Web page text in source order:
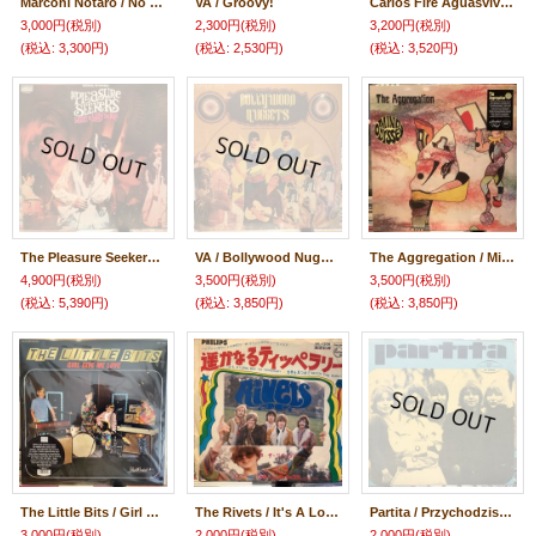
3,000円(税別)
(税込: 3,300円)
2,300円(税別)
(税込: 2,530円)
3,200円(税別)
(税込: 3,520円)
The Pleasure Seekers / What A Way To Die
4,900円(税別)
(税込: 5,390円)
VA / Bollywood Nuggets
3,500円(税別)
(税込: 3,850円)
The Aggregation / Mind Odyssey
3,500円(税別)
(税込: 3,850円)
The Little Bits / Girl Give Me Love
The Rivets / It's A Long Way To Tipperary
Partita / Przychodzisz Nocą Bez Gwiazd